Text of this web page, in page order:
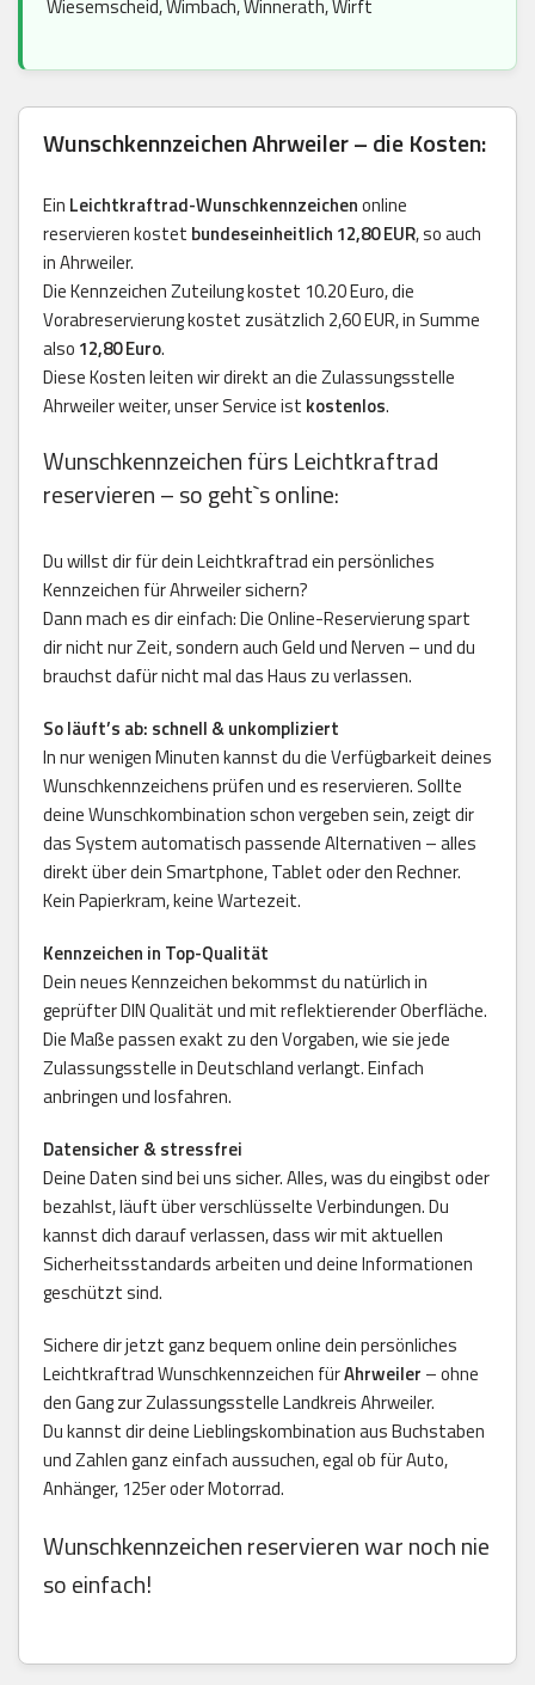
Wiesemscheid, Wimbach, Winnerath, Wirft
Wunschkennzeichen Ahrweiler – die Kosten:
Ein Leichtkraftrad-Wunschkennzeichenonline
reservieren kostet bundeseinheitlich 12,80 EUR, so auch
in Ahrweiler.
Die Kennzeichen Zuteilung kostet 10.20 Euro, die
Vorabreservierung kostet zusätzlich 2,60 EUR, in Summe
also 12,80 Euro.
Diese Kosten leiten wir direkt an die Zulassungsstelle
Ahrweiler weiter, unser Service ist kostenlos.
Wunschkennzeichen fürs Leichtkraftrad
reservieren – so geht`s online:
Du willst dir für dein Leichtkraftrad ein persönliches
Kennzeichen für Ahrweiler sichern?
Dann mach es dir einfach: Die Online-Reservierung spart
dir nicht nur Zeit, sondern auch Geld und Nerven – und du
brauchst dafür nicht mal das Haus zu verlassen.
So läuft’s ab: schnell & unkompliziert
In nur wenigen Minuten kannst du die Verfügbarkeit deines
Wunschkennzeichens prüfen und es reservieren. Sollte
deine Wunschkombination schon vergeben sein, zeigt dir
das System automatisch passende Alternativen – alles
direkt über dein Smartphone, Tablet oder den Rechner.
Kein Papierkram, keine Wartezeit.
Kennzeichen in Top-Qualität
Dein neues Kennzeichen bekommst du natürlich in
geprüfter DIN Qualität und mit reflektierender Oberfläche.
Die Maße passen exakt zu den Vorgaben, wie sie jede
Zulassungsstelle in Deutschland verlangt. Einfach
anbringen und losfahren.
Datensicher & stressfrei
Deine Daten sind bei uns sicher. Alles, was du eingibst oder
bezahlst, läuft über verschlüsselte Verbindungen. Du
kannst dich darauf verlassen, dass wir mit aktuellen
Sicherheitsstandards arbeiten und deine Informationen
geschützt sind.
Sichere dir jetzt ganz bequem online dein persönliches
Leichtkraftrad Wunschkennzeichen fürAhrweiler – ohne
den Gang zur Zulassungsstelle Landkreis Ahrweiler.
Du kannst dir deine Lieblingskombination aus Buchstaben
und Zahlen ganz einfach aussuchen, egal ob für Auto,
Anhänger, 125er oder Motorrad.
Wunschkennzeichen reservieren war noch nie
so einfach!